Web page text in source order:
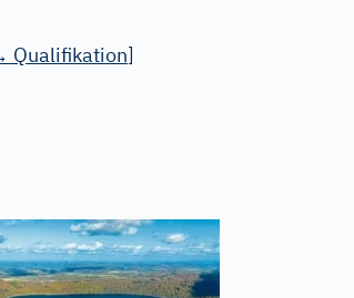
Qualifikation]